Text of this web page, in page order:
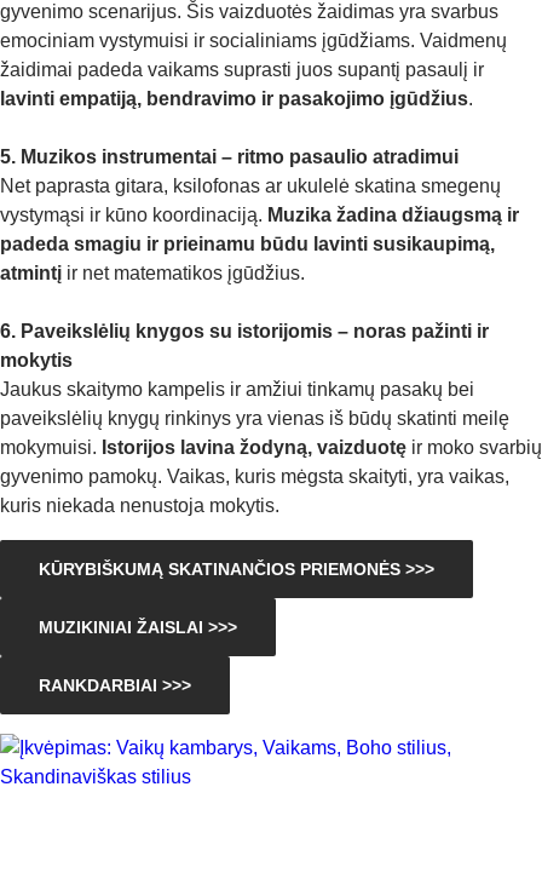
gyvenimo scenarijus. Šis vaizduotės žaidimas yra svarbus
emociniam vystymuisi ir socialiniams įgūdžiams. Vaidmenų
žaidimai padeda vaikams suprasti juos supantį pasaulį ir
lavinti empatiją, bendravimo ir pasakojimo įgūdžius.
5. Muzikos instrumentai – ritmo pasaulio atradimui
Net paprasta gitara, ksilofonas ar ukulelė skatina smegenų
vystymąsi ir kūno koordinaciją. Muzika žadina džiaugsmą ir
padeda smagiu ir prieinamu būdu lavinti susikaupimą,
atmintį ir net matematikos įgūdžius.
6. Paveikslėlių knygos su istorijomis – noras pažinti ir
mokytis
Jaukus skaitymo kampelis ir amžiui tinkamų pasakų bei
paveikslėlių knygų rinkinys yra vienas iš būdų skatinti meilę
mokymuisi. Istorijos lavina žodyną, vaizduotę ir moko svarbių
gyvenimo pamokų. Vaikas, kuris mėgsta skaityti, yra vaikas,
kuris niekada nenustoja mokytis.
KŪRYBIŠKUMĄ SKATINANČIOS PRIEMONĖS >>>
MUZIKINIAI ŽAISLAI >>>
RANKDARBIAI >>>